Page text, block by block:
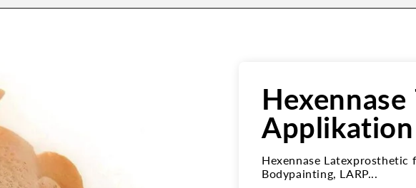
Applikation
Hexennase Latexprosthetic
Bodypainting, LARP...